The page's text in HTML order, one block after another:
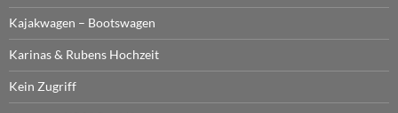
Kajakwagen – Bootswagen
Karinas & Rubens Hochzeit
Kein Zugriff